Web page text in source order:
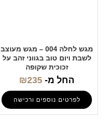
מגש לחלה 004 – מגש מעוצב
לשבת ויום טוב בגווני זהב על
זכוכית שקופה
החל מ- ₪235
לפרטים נוספים ורכישה